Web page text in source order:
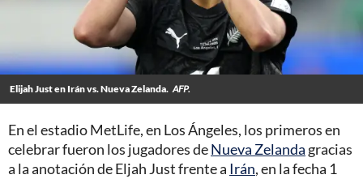
Elijah Just en Irán vs. Nueva Zelanda. AFP.
En el estadio MetLife, en Los Ángeles, los primeros en
celebrar fueron los jugadores deNueva Zelanda gracias
a la anotación de Eljah Just frente a Irán, en la fecha 1